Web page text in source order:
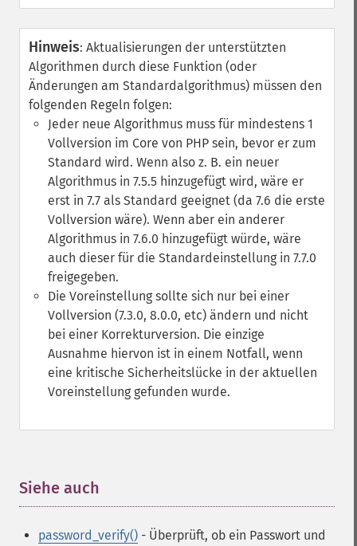
Hinweis: Aktualisierungen der unterstützten
Algorithmen durch diese Funktion (oder
Änderungen am Standardalgorithmus) müssen den
folgenden Regeln folgen:
Jeder neue Algorithmus muss für mindestens 1
Vollversion im Core von PHP sein, bevor er zum
Standard wird. Wenn also z. B. ein neuer
Algorithmus in 7.5.5 hinzugefügt wird, wäre er
erst in 7.7 als Standard geeignet (da 7.6 die erste
Vollversion wäre). Wenn aber ein anderer
Algorithmus in 7.6.0 hinzugefügt würde, wäre
auch dieser für die Standardeinstellung in 7.7.0
freigegeben.
Die Voreinstellung sollte sich nur bei einer
Vollversion (7.3.0, 8.0.0, etc) ändern und nicht
bei einer Korrekturversion. Die einzige
Ausnahme hiervon ist in einem Notfall, wenn
eine kritische Sicherheitslücke in der aktuellen
Voreinstellung gefunden wurde.
Siehe auch
password_verify() - Überprüft, ob ein Passwort und